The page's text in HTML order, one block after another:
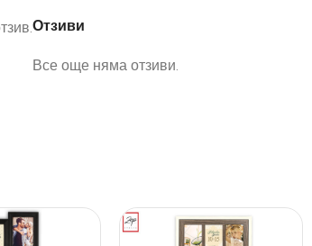
Отзиви
Все още няма отзиви.